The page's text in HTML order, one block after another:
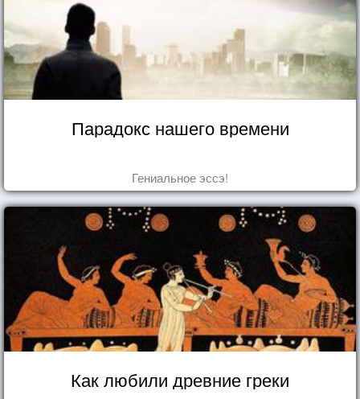
Парадокс нашего времени
Гениальное эссэ!
Как любили древние греки